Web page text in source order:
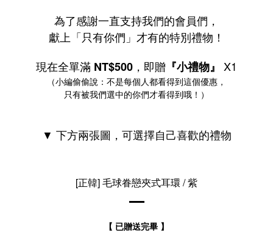
為了感謝一直支持我們的會員們，
獻上「只有你們」才有的特別禮物！
現在全單滿 NT$500 ，即贈 『小禮物』 X1
（小編偷偷說：不是每個人都看得到這個優惠，
只有被我們選中的你們才看得到哦！）
▼ 下方兩張圖，可選擇自己喜歡的禮物
[正韓] 毛球眷戀夾式耳環 / 紫
【 已贈送完畢 】